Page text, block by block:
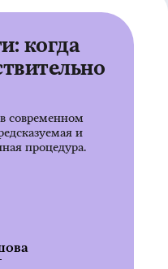
когда
современном
и
процедура.